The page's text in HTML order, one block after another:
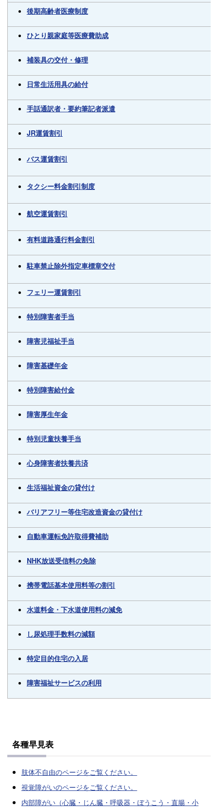
後期高齢者医療制度
ひとり親家庭等医療費助成
補装具の交付・修理
日常生活用具の給付
手話通訳者・要約筆記者派遣
JR運賃割引
バス運賃割引
タクシー料金割引制度
航空運賃割引
有料道路通行料金割引
駐車禁止除外指定車標章交付
フェリー運賃割引
特別障害者手当
障害児福祉手当
障害基礎年金
特別障害給付金
障害厚生年金
特別児童扶養手当
心身障害者扶養共済
生活福祉資金の貸付け
バリアフリー等住宅改造資金の貸付け
自動車運転免許取得費補助
NHK放送受信料の免除
携帯電話基本使用料等の割引
水道料金・下水道使用料の減免
し尿処理手数料の減額
特定目的住宅の入居
障害福祉サービスの利用
各種早見表
肢体不自由のページをご覧ください。
視覚障がいのページをご覧ください。
内部障がい（心臓・じん臓・呼吸器・ぼうこう・直腸・小